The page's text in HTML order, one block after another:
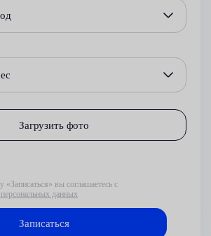
Загрузить фото
«Записаться» вы соглашаетесь с
данных